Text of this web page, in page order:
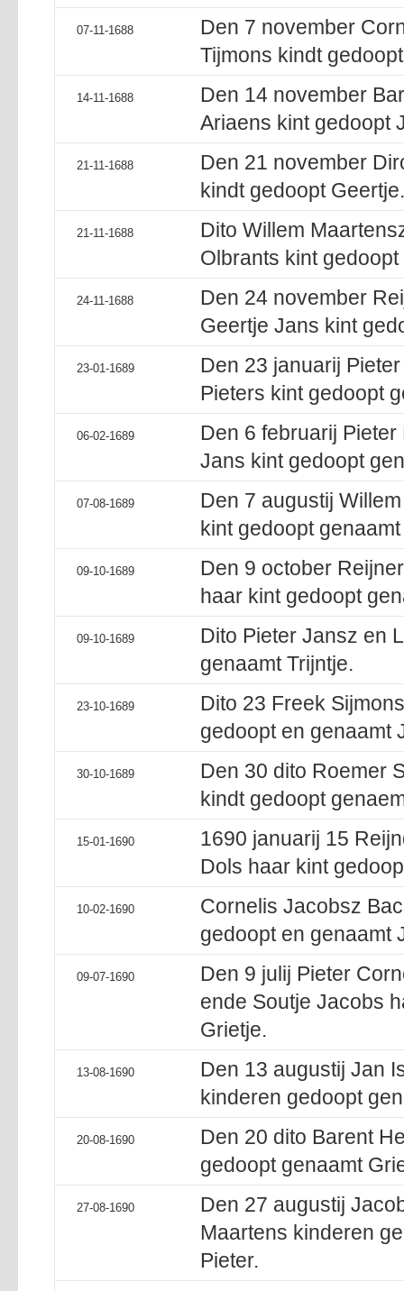
07-11-1688
Den 7 november
Tijmons kindt
14-11-1688
Den 14 november
Ariaens kint gedoopt
21-11-1688
Den 21 november
kindt gedoopt Geertje.
21-11-1688
Dito Willem
Olbrants kint
24-11-1688
Den 24 november
Geertje Jans kint
23-01-1689
Den 23 januarij
Pieters kint gedoopt
06-02-1689
Den 6 februarij
Jans kint gedoopt
07-08-1689
Den 7 augustij
kint gedoopt
09-10-1689
Den 9 october
haar kint gedoopt
09-10-1689
Dito Pieter Jansz en
genaamt Trijntje.
23-10-1689
Dito 23 Freek
gedoopt en genaamt
30-10-1689
Den 30 dito Roemer
kindt gedoopt
15-01-1690
1690 januarij 15
Dols haar kint
10-02-1690
Cornelis Jacobsz
gedoopt en genaamt
09-07-1690
Den 9 julij Pieter
ende Soutje Jacobs
Grietje.
13-08-1690
Den 13 augustij Jan
kinderen gedoopt
20-08-1690
Den 20 dito Barent
gedoopt genaamt
27-08-1690
Den 27 augustij
Maartens kinderen
Pieter.